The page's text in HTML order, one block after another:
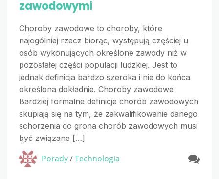
zawodowymi
Choroby zawodowe to choroby, które
najogólniej rzecz biorąc, występują częściej u
osób wykonujących określone zawody niż w
pozostałej części populacji ludzkiej. Jest to
jednak definicja bardzo szeroka i nie do końca
określona dokładnie. Choroby zawodowe
Bardziej formalne definicje chorób zawodowych
skupiają się na tym, że zakwalifikowanie danego
schorzenia do grona chorób zawodowych musi
być związane […]
Porady/Technologia